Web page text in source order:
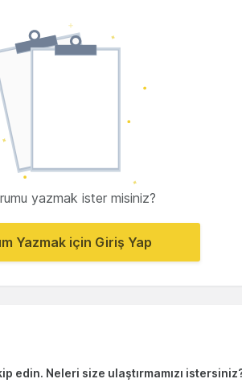
yazmak ister misiniz?
Yazmak için Giriş Yap
edin. Neleri size ulaştırmamızı